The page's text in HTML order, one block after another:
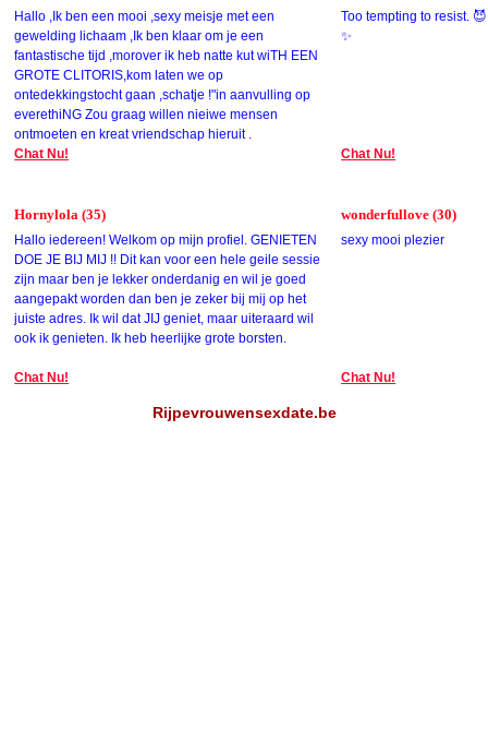
Hallo ,Ik ben een mooi ,sexy meisje met een
gewelding lichaam ,Ik ben klaar om je een
fantastische tijd ,morover ik heb natte kut wiTH EEN
GROTE CLITORIS,kom laten we op
ontedekkingstocht gaan ,schatje !"in aanvulling op
everethiNG Zou graag willen nieiwe mensen
ontmoeten en kreat vriendschap hieruit .
Chat Nu!
Too tempting to resist.
✨
Chat Nu!
Hornylola (35)
Hallo iedereen! Welkom op mijn profiel. GENIETEN
DOE JE BIJ MIJ !! Dit kan voor een hele geile sessie
zijn maar ben je lekker onderdanig en wil je goed
aangepakt worden dan ben je zeker bij mij op het
juiste adres. Ik wil dat JIJ geniet, maar uiteraard wil
ook ik genieten. Ik heb heerlijke grote borsten.
Chat Nu!
wonderfullove (30)
sexy mooi plezier
Chat Nu!
Rijpevrouwensexdate.be